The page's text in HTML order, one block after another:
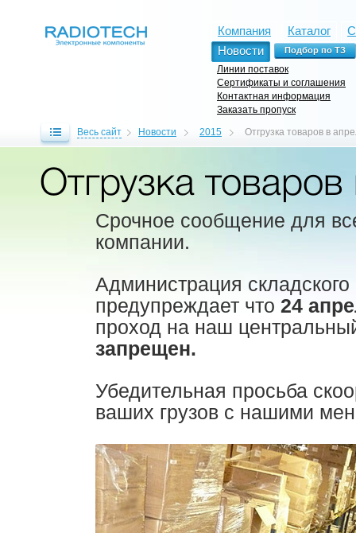
Компания Каталог
Новости
Линии поставок
Сертификаты и соглашения
Контактная информация
Заказать пропуск
Весь сайт Новости 2015 Отгрузка товаров в
Отгрузка
Срочное сообщение для
компании.
Администрация
предупреждает что 24
проход на наш
запрещен.
Убедительная просьба
ваших грузов с нашими